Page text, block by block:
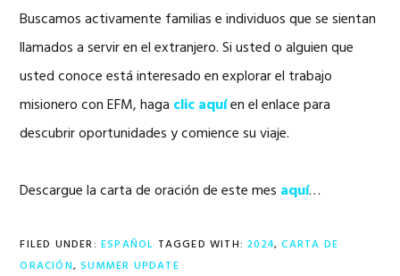
Buscamos activamente familias e individuos que se sientan
llamados a servir en el extranjero. Si usted o alguien que
usted conoce está interesado en explorar el trabajo
misionero con EFM, haga clic aquíen el enlace para
descubrir oportunidades y comience su viaje.
Descargue la carta de oración de este mes aquí…
FILED UNDER: ESPAÑOL TAGGED WITH:2024,CARTA DE
ORACIÓN,SUMMER UPDATE